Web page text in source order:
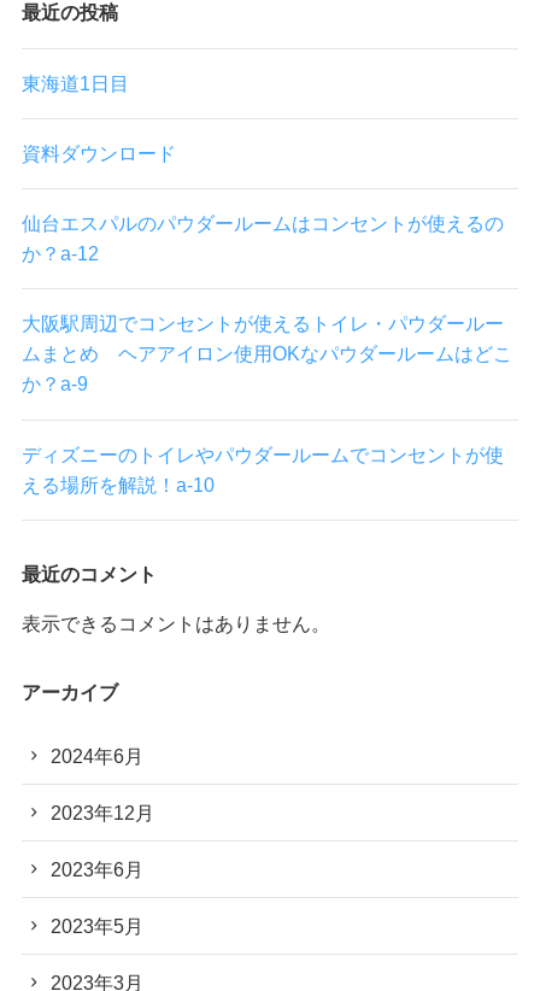
最近の投稿
東海道1日目
資料ダウンロード
仙台エスパルのパウダールームはコンセントが使えるの
か？a-12
大阪駅周辺でコンセントが使えるトイレ・パウダールー
ムまとめ ヘアアイロン使用OKなパウダールームはどこ
か？a-9
ディズニーのトイレやパウダールームでコンセントが使
える場所を解説！a-10
最近のコメント
表示できるコメントはありません。
アーカイブ
2024年6月
2023年12月
2023年6月
2023年5月
2023年3月